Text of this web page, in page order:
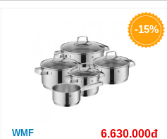
-15%
WMF 6.630.000đ